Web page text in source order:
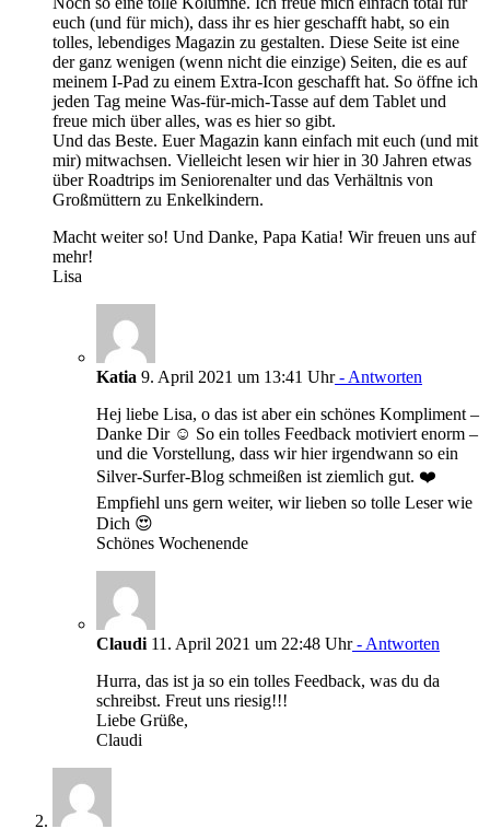
euch (und für mich), dass ihr es hier geschafft habt, so ein
tolles, lebendiges Magazin zu gestalten. Diese Seite ist eine
der ganz wenigen (wenn nicht die einzige) Seiten, die es auf
meinem I-Pad zu einem Extra-Icon geschafft hat. So öffne ich
jeden Tag meine Was-für-mich-Tasse auf dem Tablet und
freue mich über alles, was es hier so gibt.
Und das Beste. Euer Magazin kann einfach mit euch (und mit
mir) mitwachsen. Vielleicht lesen wir hier in 30 Jahren etwas
über Roadtrips im Seniorenalter und das Verhältnis von
Großmüttern zu Enkelkindern.
Macht weiter so! Und Danke, Papa Katia! Wir freuen uns auf
mehr!
Lisa
Katia 9. April 2021 um 13:41 Uhr- Antworten
Hej liebe Lisa, o das ist aber ein schönes Kompliment –
Danke Dir ☺️ So ein tolles Feedback motiviert enorm –
und die Vorstellung, dass wir hier irgendwann so ein
Silver-Surfer-Blog schmeißen ist ziemlich gut. ❤️
Empfiehl uns gern weiter, wir lieben so tolle Leser wie
Dich 😍
Schönes Wochenende
Claudi 11. April 2021 um 22:48 Uhr- Antworten
Hurra, das ist ja so ein tolles Feedback, was du da
schreibst. Freut uns riesig!!!
Liebe Grüße,
Claudi